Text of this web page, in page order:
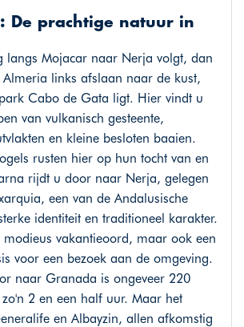
De prachtige natuur in
langs Mojacar naar Nerja volgt, dan
links afslaan naar de kust,
Cabo de Gata ligt. Hier vindt u
van vulkanisch gesteente,
en kleine besloten baaien.
rusten hier op hun tocht van en
rijdt u door naar Nerja, gelegen
een van de Andalusische
identiteit en traditioneel karakter.
modieus vakantieoord, maar ook een
voor een bezoek aan de omgeving.
naar Granada is ongeveer 220
2 en een half uur. Maar het
en Albayzin, allen afkomstig